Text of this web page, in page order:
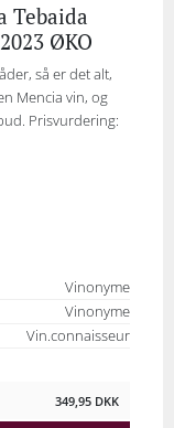
Tebaida
ØKO
så er det alt,
Mencia vin, og
Prisvurdering:
Vinonyme
Vinonyme
Vin.connaisseur
349,95 DKK